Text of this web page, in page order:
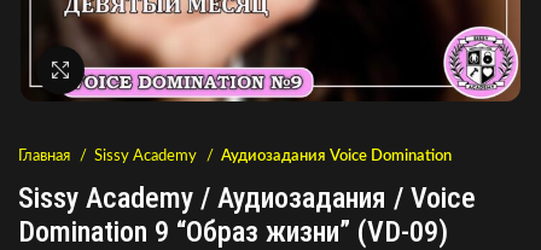
Нажмите, чтобы увеличить
Главная Sissy Academy Аудиозадания Voice Domination
Sissy Academy / Аудиозадания / Voice
Domination 9 “Образ жизни” (VD-09)